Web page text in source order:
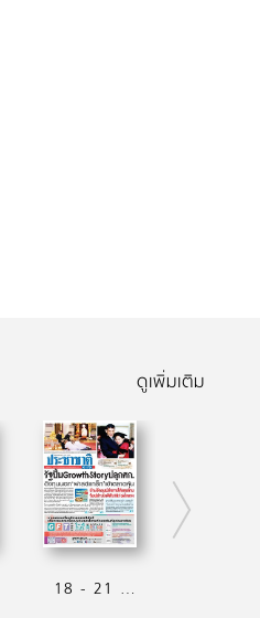
ดูเพิ่มเติม
18 - 21 มิถุนายน 2569